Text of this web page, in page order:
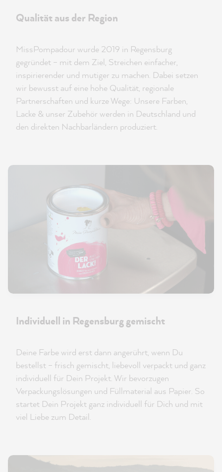
Qualität aus der Region
MissPompadour wurde 2019 in Regensburg
gegründet – mit dem Ziel, Streichen einfacher,
inspirierender und mutiger zu machen. Dabei setzen
wir bewusst auf eine hohe Qualität, regionale
Partnerschaften und kurze Wege: Unsere Farben,
Lacke & unser Zubehör werden in Deutschland und
den direkten Nachbarländern produziert.
Individuell in Regensburg gemischt
Deine Farbe wird erst dann angerührt, wenn Du
bestellst – frisch gemischt, liebevoll verpackt und ganz
individuell für Dein Projekt. Wir bevorzugen
Verpackungslösungen und Füllmaterial aus Papier. So
startet Dein Projekt ganz individuell für Dich und mit
viel Liebe zum Detail.